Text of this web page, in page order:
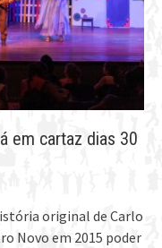
em cartaz dias 30
original de Carlo
Novo em 2015 poder